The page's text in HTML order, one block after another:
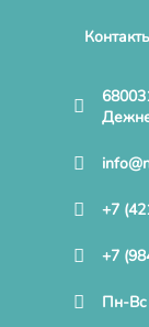
+7
+7
Пн-Вс